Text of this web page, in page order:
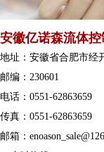
安徽亿诺森流体控
地址：安徽省合肥市经
邮编：230601
电话： 0551-62863659
传真： 0551-62863659
邮箱：